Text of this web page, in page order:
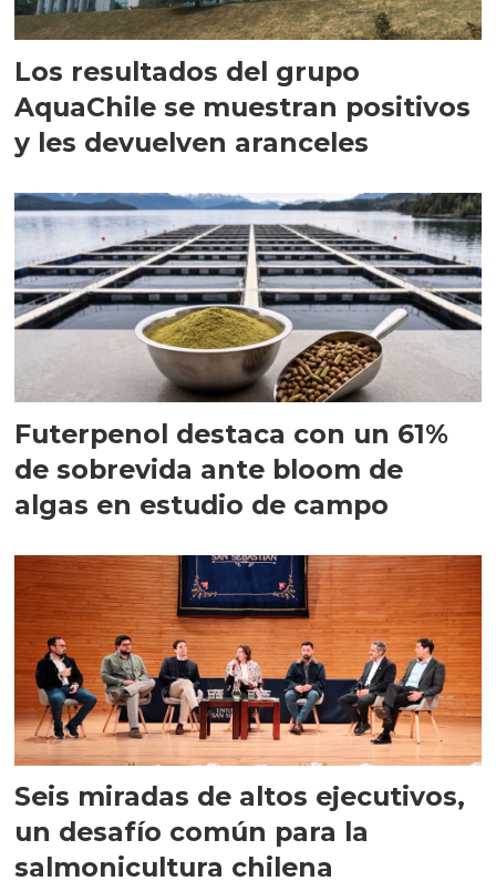
Los resultados del grupo
AquaChile se muestran positivos
y les devuelven aranceles
Futerpenol destaca con un 61%
de sobrevida ante bloom de
algas en estudio de campo
Seis miradas de altos ejecutivos,
un desafío común para la
salmonicultura chilena